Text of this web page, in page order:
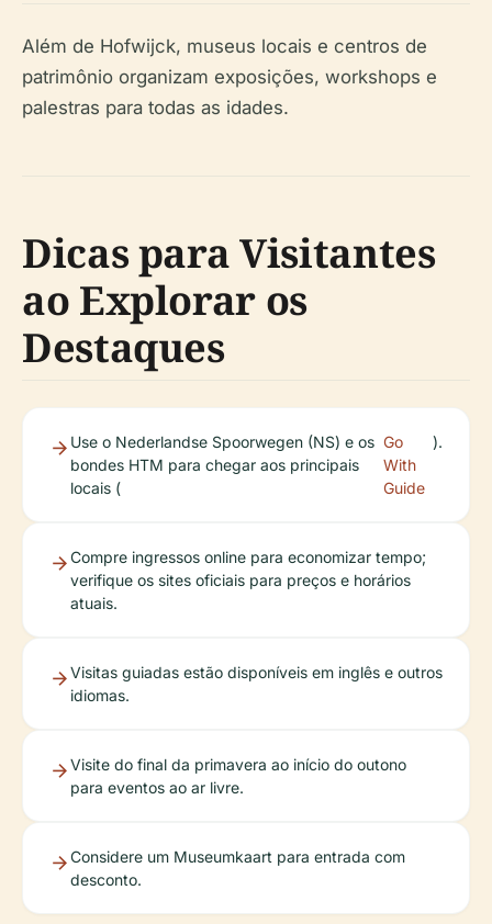
Além de Hofwijck, museus locais e centros de
patrimônio organizam exposições, workshops e
palestras para todas as idades.
Dicas para Visitantes
ao Explorar os
Destaques
Use o Nederlandse Spoorwegen (NS) e os
bondes HTM para chegar aos principais
locais (
Go
With
Guide
).
Compre ingressos online para economizar tempo;
verifique os sites oficiais para preços e horários
atuais.
Visitas guiadas estão disponíveis em inglês e outros
idiomas.
Visite do final da primavera ao início do outono
para eventos ao ar livre.
Considere um Museumkaart para entrada com
desconto.